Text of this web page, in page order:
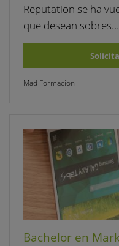
Reputation se ha
que desean sobres…
Mad Formacion
Bachelor en